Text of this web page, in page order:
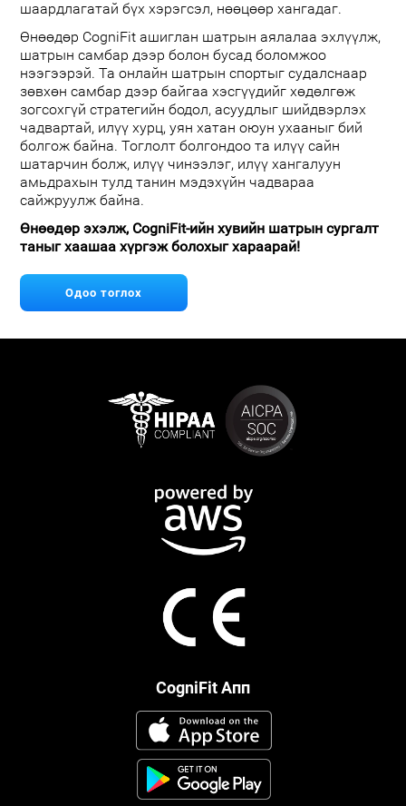
шаардлагатай бүх хэрэгсэл, нөөцөөр хангадаг.
Өнөөдөр CogniFit ашиглан шатрын аялалаа эхлүүлж,
шатрын самбар дээр болон бусад боломжоо
нээгээрэй. Та онлайн шатрын спортыг судалснаар
зөвхөн самбар дээр байгаа хэсгүүдийг хөдөлгөж
зогсохгүй стратегийн бодол, асуудлыг шийдвэрлэх
чадвартай, илүү хурц, уян хатан оюун ухааныг бий
болгож байна. Тоглолт болгондоо та илүү сайн
шатарчин болж, илүү чинээлэг, илүү хангалуун
амьдрахын тулд танин мэдэхүйн чадвараа
сайжруулж байна.
Өнөөдөр эхэлж, CogniFit-ийн хувийн шатрын сургалт
таныг хаашаа хүргэж болохыг хараарай!
Одоо тоглох
CogniFit Апп